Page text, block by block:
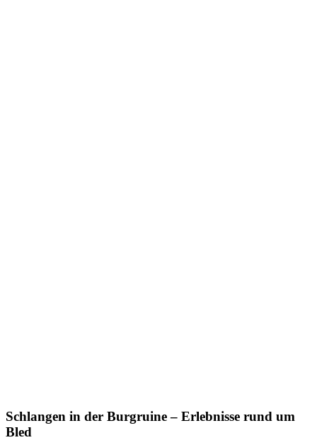
Schlangen in der Burgruine – Erlebnisse rund um
Bled